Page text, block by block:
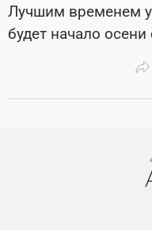
Лучшим временем
будет начало